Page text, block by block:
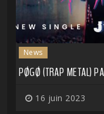
News
PØGØ (TRAP METAL)
16 juin 2023